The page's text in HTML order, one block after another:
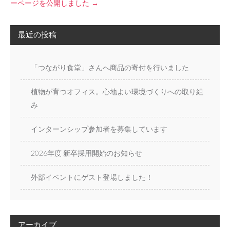
a
i
a
ーページを公開しました →
最近の投稿
「つながり食堂」さんへ商品の寄付を行いました
植物が育つオフィス。心地よい環境づくりへの取り組
み
インターンシップ参加者を募集しています
2026年度 新卒採用開始のお知らせ
外部イベントにゲスト登場しました！